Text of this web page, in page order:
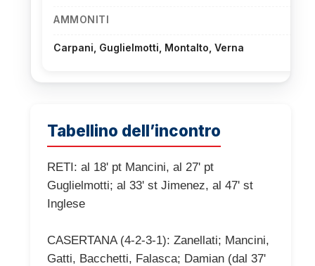
AMMONITI
Carpani, Guglielmotti, Montalto, Verna
Tabellino dell’incontro
RETI: al 18' pt Mancini, al 27' pt
Guglielmotti; al 33' st Jimenez, al 47' st
Inglese
CASERTANA (4-2-3-1): Zanellati; Mancini,
Gatti, Bacchetti, Falasca; Damian (dal 37'